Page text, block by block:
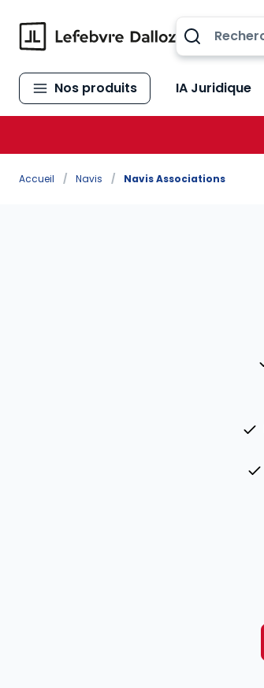
Nos produits IA Juridique
Accueil / Navis / Navis Associations